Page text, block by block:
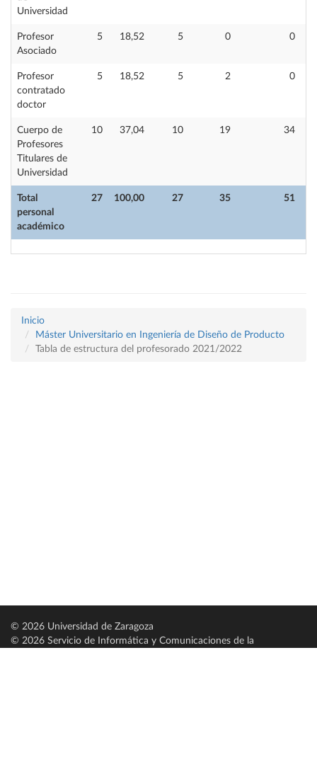
Total
personal
académico
27 100,00 27 35 51
Universidad
Profesor
Asociado
5 18,52 5 0 0
Profesor
contratado
doctor
5 18,52 5 2 0
Cuerpo de
Profesores
Titulares de
Universidad
10 37,04 10 19 34
Inicio
Máster Universitario en Ingeniería de Diseño de Producto
Tabla de estructura del profesorado 2021/2022
© 2026 Universidad de Zaragoza
© 2026 Servicio de Informática y Comunicaciones de la